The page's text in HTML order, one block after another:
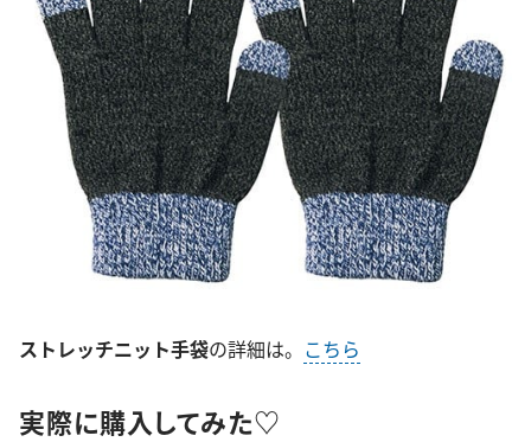
ストレッチニット手袋の詳細は。 こちら
実際に購入してみた♡